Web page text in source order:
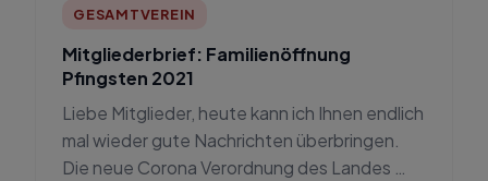
GESAMTVEREIN
Mitgliederbrief: Familienöffnung
Pfingsten 2021
Liebe Mitglieder, heute kann ich Ihnen endlich
mal wieder gute Nachrichten überbringen.
Die neue Corona Verordnung des Landes …